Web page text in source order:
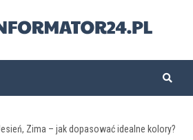
Zima – jak dopasować idealne kolory?